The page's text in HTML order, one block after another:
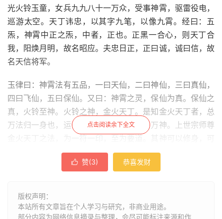
光火铃玉童，女兵九九八十一万众，受事神霄，驱雷役电，
巡游太空。天丁讳忠，以其字九笔，以像九霄。经曰：五
炁，神霄中正之炁，中者，正也。正黑一合心，则天丁合
我，阳焕月明，故名昭应。夫忠日正，正曰诚，诚曰信，故
名天信将军。
玉律曰：神霄法有五品，一曰天仙，二曰神仙，三曰真仙，
四曰飞仙，五曰保仙。又曰：神霄之灵，保仙为真。保仙之
真，火铃至神。火铃之神，金火天丁。是知金火天丁者，总
万法归一身也，运一心应万法，化一身为万神。上世宗师尊
以炼魂，可以自附，可以勘精，可以瓶捉，可以卫生，可以
断怪，可以徐瘟，可以致雨。可以祈晴，可以断泉脉，可以
结催生，先保一身，后安家宅。然后治鬼神，逐邪怪，莫非
炼心而运化也。得此法者，切宜专付，勿示非人，宝之秘
点击阅读余下全文
 赞(3) 恭喜发财
版权声明：
本站所有文章旨在个人学习与研究，非商业用途。
部分内容为网络信息摘录与整理，会尽可能标注来源和作